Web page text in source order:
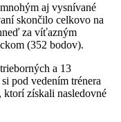
aj vysnívané
skončilo celkovo na
za víťazným
(352 bodov).
a 13
pod vedením trénera
získali nasledovné